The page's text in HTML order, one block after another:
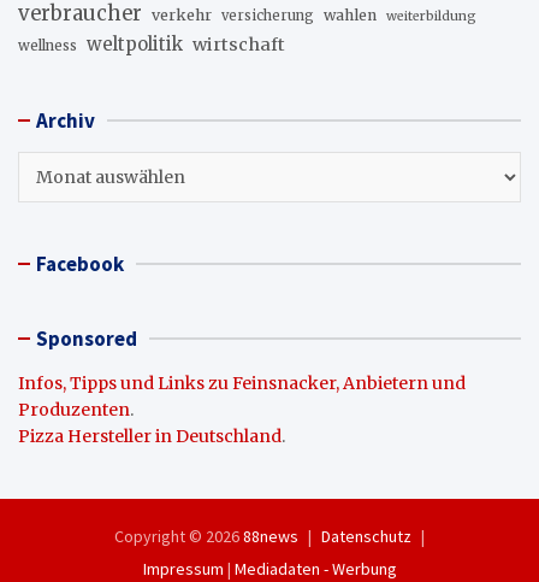
verbraucher verkehr versicherung wahlen weiterbildung
wellness weltpolitik wirtschaft
Archiv
Facebook
Sponsored
Infos, Tipps und Links zu Feinsnacker, Anbietern und
Produzenten.
Pizza Hersteller in Deutschland.
Copyright © 202688news
Datenschutz
Impressum | Mediadaten - Werbung